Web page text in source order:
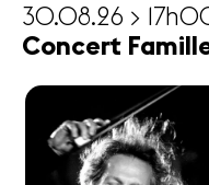
30.08.26 >
Concert